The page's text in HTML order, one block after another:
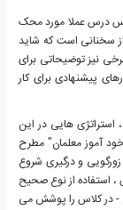
درس عملا مورد محک
سخنانی است که شاید
نیز توضیحاتی برای
پیشنهادی برای کار
استراتژی هایی در این
آموز معلمان" مطرح
و درگیری شروع
استفاده از نوع صحیح
- در کلاس را پوشش می